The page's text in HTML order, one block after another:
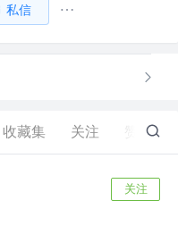
私信
收藏集 关注 1
关注